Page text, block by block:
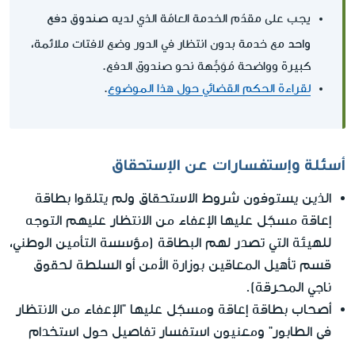
يجب على مقدّم الخدمة العامّة الذي لديه صندوق دفع
واحد مع خدمة بدون انتظار في الدور وضع لافتات ملائمة،
كبيرة وواضحة مُوَجٍّهة نحو صندوق الدفع.
لقراءة الحكم القضائي حول هذا الموضوع.
أسئلة وإستفسارات عن الإستحقاق
الذين يستوفون شروط الاستحقاق ولم يتلقوا بطاقة
إعاقة مسجّل عليها الإعفاء من الانتظار عليهم التوجه
للهيئة التي تصدر لهم البطاقة (مؤسسة التأمين الوطني،
قسم تأهيل المعاقين بوزارة الأمن أو السلطة لحقوق
ناجي المحرقة).
أصحاب بطاقة إعاقة ومسجّل عليها "الإعفاء من الانتظار
في الطابور" ومعنيون استفسار تفاصيل حول استخدام